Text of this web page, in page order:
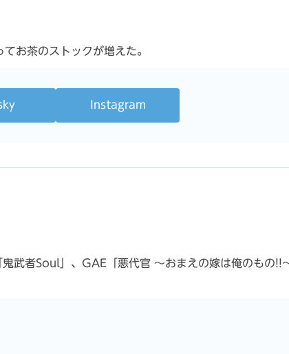
お茶のストックが増えた。
Instagram
武者Soul」、GAE「悪代官 ～おまえの嫁は俺のもの!!